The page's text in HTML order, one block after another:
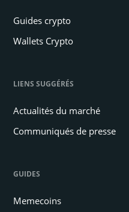
Guides crypto
Wallets Crypto
LIENS SUGGÉRÉS
Actualités du marché
Communiqués de presse
GUIDES
Memecoins